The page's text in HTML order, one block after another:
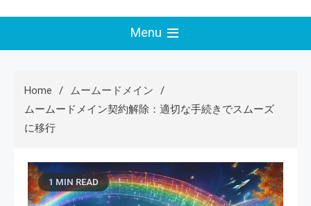
Menu
Home
ムームードメイン
ムームードメイン契約解除：適切な手続きでスムーズ
に移行
1 MIN READ